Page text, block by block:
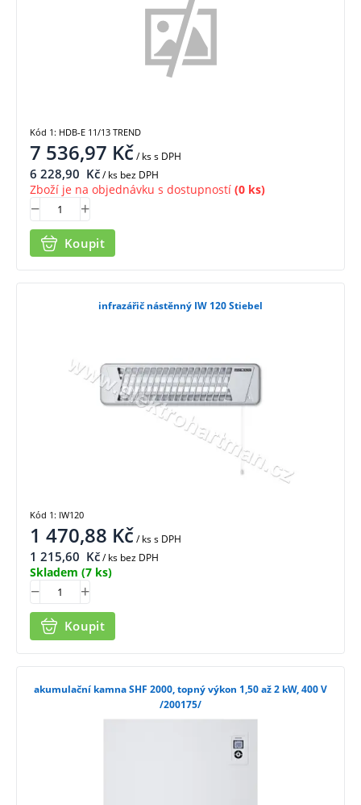
7 536,97 Kč/ kss DPH
6 228,90 Kč/ ks bez DPH
Zboží je na objednávku s dostupností (0 ks)
Koupit
Kód 1: HDB-E 11/13 TREND
infrazářič nástěnný IW 120 Stiebel
1 470,88 Kč/ kss DPH
1 215,60 Kč/ ks bez DPH
Skladem (7 ks)
Koupit
Kód 1: IW120
akumulační kamna SHF 2000, topný výkon 1,50 až 2 kW, 400 V
/200175/